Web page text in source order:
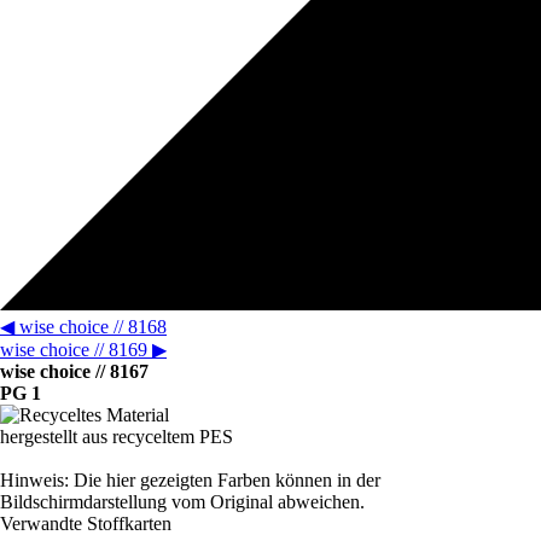
◀wise choice // 8168
wise choice // 8169 ▶
wise choice // 8167
PG 1
hergestellt aus recyceltem PES
Hinweis: Die hier gezeigten Farben können in der
Bildschirmdarstellung vom Original abweichen.
Verwandte Stoffkarten